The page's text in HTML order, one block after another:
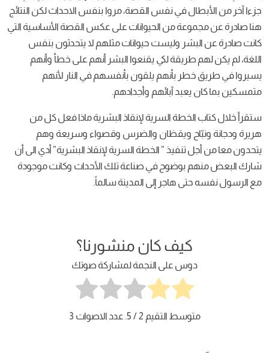
جزءا آخر من الأبطال في نفس القصة، مروا بنفس الاحداث لكن النتائج
هنا صادرة عن مجموعة من الحيوانات على عكس القصة الأساسية التي
كانت صادرة عن البشر وليست حيوانات مثلهم لا يتحدثون بنفس
اللغة، لم يكن لهم طريقة لكي يقنعوا البشر أنهم على خطأ وأنهم
يسيروا في طريق خطر بأنهم يلقون بأنفسهم في النار لأنهم
متمسكين بما كان يعبد آبائهم وأجدادهم.
ستقرأ خلال كتاب الخطة السرية لإنقاذ البشرية ماذا فعل كل من
هريرة ودجانة ونبّاح ويقظان والضرس وقصواء وسريعة وهم
يتحدون معا من أجل تنفيذ ” الخطة السرية لإنقاذ البشرية” أدي الى أن
شارك البعض منهم بوضوح في صناعة تلك الأحداث وكانت موجودة
مع الرسول نفسه حتى هاجر إلى المدينة سالماً.
كيف كان منشورنا؟
دوس على النجمة لمشاركة صوتك
متوسط التقيم 2/ 5. عدد الاصوات 3